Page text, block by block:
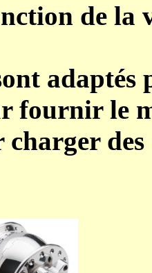
de la
adaptés
fournir le
charger